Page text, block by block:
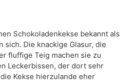
Schokoladenkekse bekannt als
sich. Die knackige Glasur, die
fluffige Teig machen sie zu
Leckerbissen, der dort sehr
Kekse hierzulande eher